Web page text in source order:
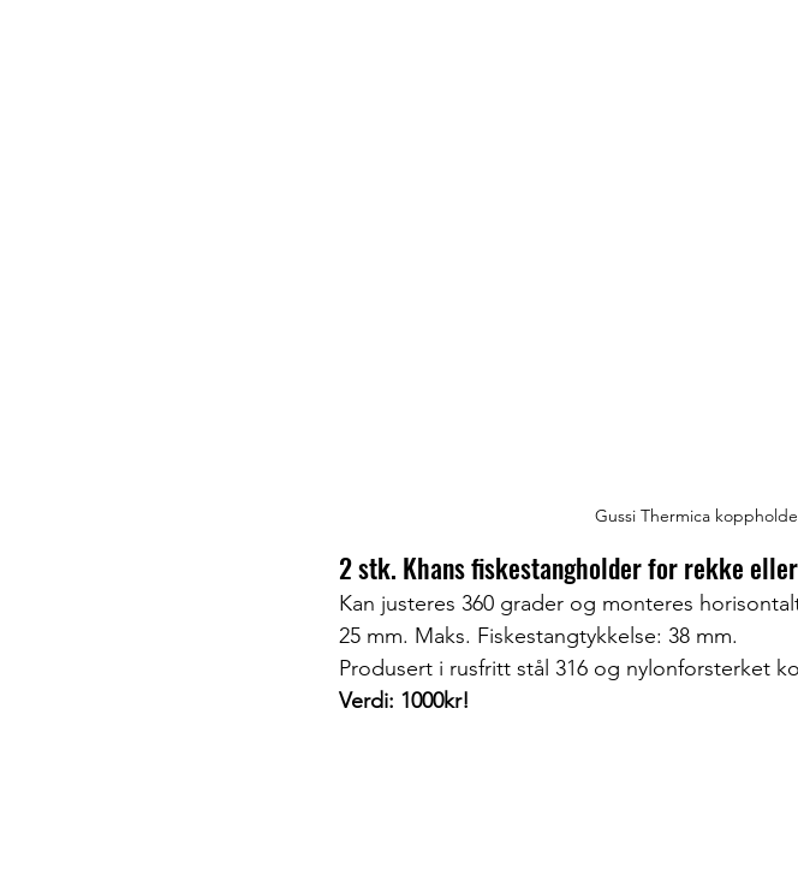
Gussi Thermica
2 stk. Khans fiskestangholder for rekke
Kan justeres 360 grader og monteres
25 mm. Maks. Fiskestangtykkelse: 38 mm.
Produsert i rusfritt stål 316 og nylonforsterket
Verdi: 1000kr!